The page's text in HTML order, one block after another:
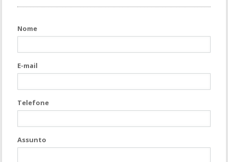
Nome
E-mail
Telefone
Assunto